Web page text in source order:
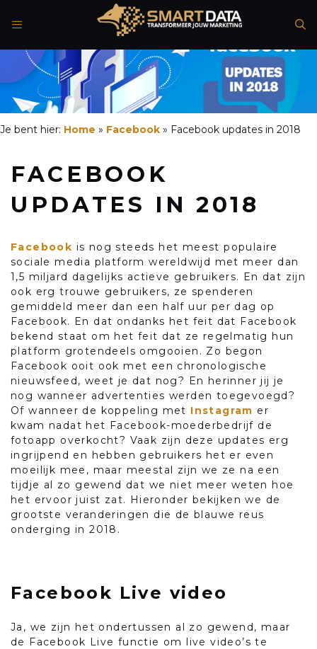
naar
inhoud
Je bent hier: Home » Facebook » Facebook updates in 2018
FACEBOOK
UPDATES IN 2018
Facebook is nog steeds het meest populaire
sociale media platform wereldwijd met meer dan
1,5 miljard dagelijks actieve gebruikers. En dat zijn
ook erg trouwe gebruikers, ze spenderen
gemiddeld meer dan een half uur per dag op
Facebook. En dat ondanks het feit dat Facebook
bekend staat om het feit dat ze regelmatig hun
platform grotendeels omgooien. Zo begon
Facebook ooit ook met een chronologische
nieuwsfeed, weet je dat nog? En herinner jij je
nog wanneer advertenties werden toegevoegd?
Of wanneer de koppeling met Instagram er
kwam nadat het Facebook-moederbedrijf de
fotoapp overkocht? Vaak zijn deze updates erg
ingrijpend en hebben gebruikers het er even
moeilijk mee, maar meestal zijn we ze na een
tijdje al zo gewend dat we niet meer weten hoe
het ervoor juist zat. Hieronder bekijken we de
grootste veranderingen die de blauwe reus
onderging in 2018.
Facebook Live video
Ja, we zijn het ondertussen al zo gewend, maar
de Facebook Live functie om live video’s te